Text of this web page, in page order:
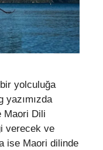
yolculuğa
yazımızda
Maori Dili
verecek ve
ise Maori dilinde